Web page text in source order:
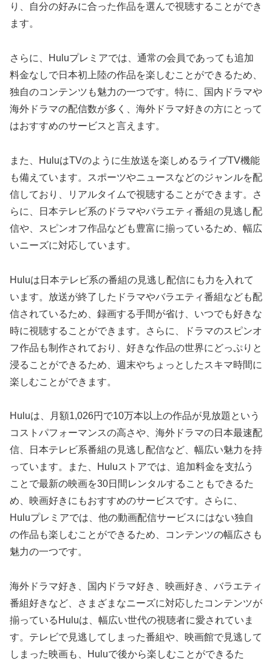
り、自分の好みに合った作品を選んで視聴することができ
ます。
さらに、Huluプレミアでは、通常の会員であっても追加
料金なしで日本初上陸の作品を楽しむことができるため、
独自のコンテンツも魅力の一つです。特に、国内ドラマや
海外ドラマの配信数が多く、海外ドラマ好きの方にとって
はおすすめのサービスと言えます。
また、HuluはTVのように生放送を楽しめるライブTV機能
も備えています。スポーツやニュースなどのジャンルを配
信しており、リアルタイムで視聴することができます。さ
らに、日本テレビ系のドラマやバラエティ番組の見逃し配
信や、スピンオフ作品なども豊富に揃っているため、幅広
いニーズに対応しています。
Huluは日本テレビ系の番組の見逃し配信にも力を入れて
います。放送が終了したドラマやバラエティ番組なども配
信されているため、録画する手間が省け、いつでも好きな
時に視聴することができます。さらに、ドラマのスピンオ
フ作品も制作されており、好きな作品の世界にどっぷりと
浸ることができるため、週末やちょっとしたスキマ時間に
楽しむことができます。
Huluは、月額1,026円で10万本以上の作品が見放題という
コストパフォーマンスの高さや、海外ドラマの日本最速配
信、日本テレビ系番組の見逃し配信など、幅広い魅力を持
っています。また、Huluストアでは、追加料金を支払う
ことで最新の映画を30日間レンタルすることもできるた
め、映画好きにもおすすめのサービスです。さらに、
Huluプレミアでは、他の動画配信サービスにはない独自
の作品も楽しむことができるため、コンテンツの幅広さも
魅力の一つです。
海外ドラマ好き、国内ドラマ好き、映画好き、バラエティ
番組好きなど、さまざまなニーズに対応したコンテンツが
揃っているHuluは、幅広い世代の視聴者に愛されていま
す。テレビで見逃してしまった番組や、映画館で見逃して
しまった映画も、Huluで後から楽しむことができるた